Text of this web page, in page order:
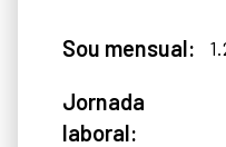
Sou mensual:
Jornada
laboral: